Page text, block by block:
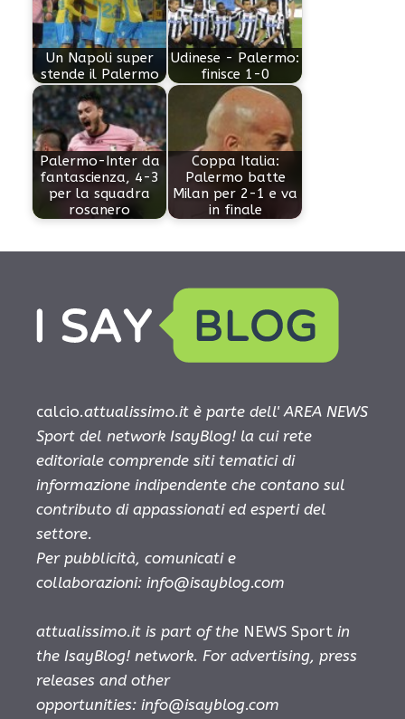
Un Napoli super
stende il Palermo
Udinese - Palermo:
finisce 1-0
Palermo-Inter da
fantascienza, 4-3
per la squadra
rosanero
Coppa Italia:
Palermo batte
Milan per 2-1 e va
in finale
calcio.attualissimo.it è parte dell' AREA NEWS
Sport del network IsayBlog! la cui rete
editoriale comprende siti tematici di
informazione indipendente che contano sul
contributo di appassionati ed esperti del
settore.
Per pubblicità, comunicati e
collaborazioni: info@isayblog.com
attualissimo.it is part of the NEWS Sport in
the IsayBlog! network. For advertising, press
releases and other
opportunities: info@isayblog.com